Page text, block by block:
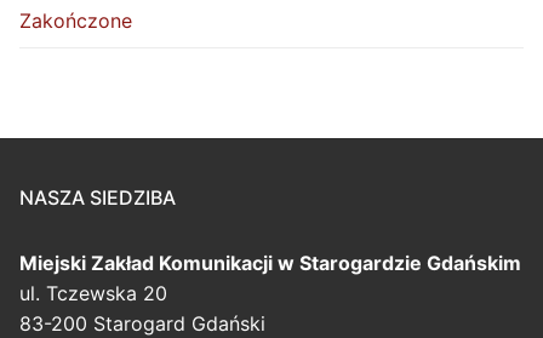
Zakończone
NASZA SIEDZIBA
Miejski Zakład Komunikacji w Starogardzie Gdańskim
ul. Tczewska 20
83-200 Starogard Gdański